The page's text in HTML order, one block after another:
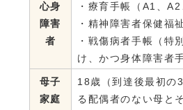
心身
障害
者
・療育手帳（A1、
・精神障害者保健福
・戦傷病者手帳（特
け、かつ身体障害者
母子
家庭
18歳（到達後最初の
る配偶者のない母と